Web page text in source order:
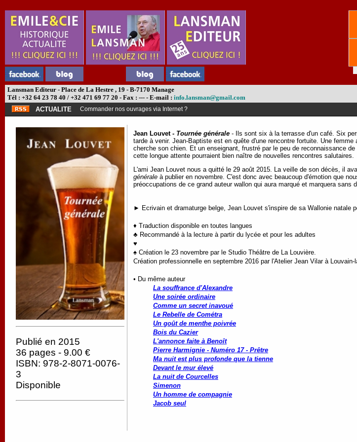
Lansman Editeur - Place de La Hestre , 19 - B-7170 Manage
Tél : +32 64 23 78 40 / +32 471 69 77 20 - Fax : --- - E-mail : info.lansman@gmail.com
ACTUALITE Commander nos ouvrages via Internet ?
Publié en 2015
36 pages - 9.00 €
ISBN: 978-2-8071-0076-
3
Disponible
Jean Louvet - Tournée générale -
Ils sont six à la terrasse d'un café. Six
tarde à venir. Jean-Baptiste est en quête d'une rencontre fortuite. Une
cherche son chien. Et un enseignant, frustré par le peu de reconnaissance
cette longue attente pourraient bien naître de nouvelles rencontres salutaires.
L'ami Jean Louvet nous a quitté le 29 août 2015. La veille de son décès, il
générale à publier en novembre. C'est donc avec beaucoup d'émotion que
préoccupations de ce grand auteur wallon qui aura marqué et marquera sans
► Ecrivain et dramaturge belge, Jean Louvet s'inspire de sa Wallonie natale
♦ Traduction disponible en toutes langues
♣ Recommandé à la lecture à partir du lycée et pour les adultes
♥
♠ Création le 23 novembre par le Studio Théâtre de La Louvière.
Création professionnelle en septembre 2016 par l'Atelier Jean Vilar à Louvain-
• Du même auteur
La souffrance d'Alexandre
Une soirée ordinaire
Comme un secret inavoué
Le Rebelle de Cométra
Un goût de menthe poivrée
Bois du Cazier
L'annonce faite à Benoît
Pierre Harmignie - Numéro 17 - Prêtre
Ma nuit est plus profonde que la tienne
Devant le mur élevé
La nuit de Courcelles
Simenon
Un homme de compagnie
Jacob seul